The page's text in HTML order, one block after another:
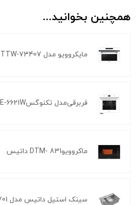
همچنین بخوانید...
مایکروویو مدل TTW-73407 تکنوگس
فر‌برقی‌مدل تکنوگسTTE-6621W
ماکروویوDTM- 831 داتیس
سینک استیل داتیس مدل Corian-701